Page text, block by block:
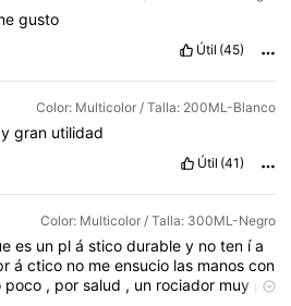
gusto
Útil (45)
Color: Multicolor / Talla: 200ML-Blanco
y gran utilidad
Útil (41)
Color: Multicolor / Talla: 300ML-Negro
es un pl á stico durable y no ten ía
áctico no meensucio las manoscon
poco , porsalud , un rociador muy pr